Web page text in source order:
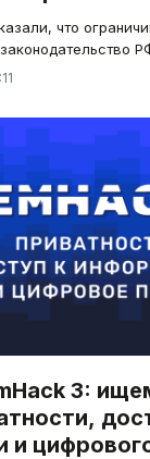
что
проекты в
и